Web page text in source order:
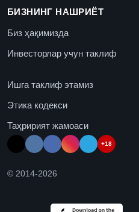
БИЗНИНГ НАШРИЁТ
Биз ҳақимизда
Инвесторлар учун таклиф
Ишга таклиф этамиз
Этика кодекси
Таҳририят жамоаси
+18
© 2014-2026